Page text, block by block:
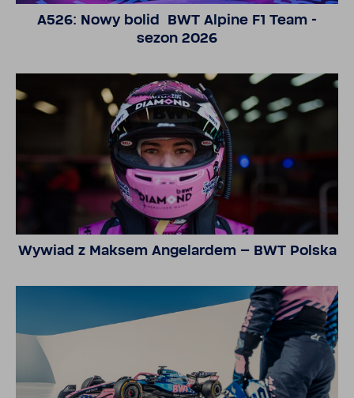
A526: Nowy bolid BWT Alpine F1 Team -
sezon 2026
Wywiad z Maksem Ange­lardem – BWT Polska